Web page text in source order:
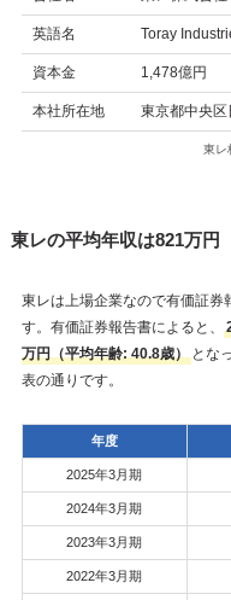
英語名 Toray
資本金 1,478億円
本社所在地 東京都中央
東レ
東レの平均年収は821万円
東レは上場企業なので有価証券
す。有価証券報告書によると、
万円（平均年齢: 40.8歳）とな
表の通りです。
年度
2025年3月期
2024年3月期
2023年3月期
2022年3月期